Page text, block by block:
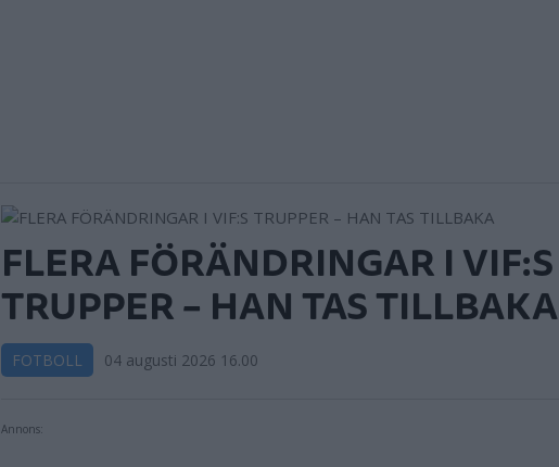
FLERA FÖRÄNDRINGAR I VIF:S
TRUPPER – HAN TAS TILLBAKA
FOTBOLL 04 augusti 2026 16.00
Annons: